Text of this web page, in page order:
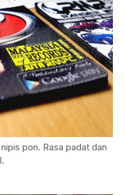
pon. Rasa padat dan